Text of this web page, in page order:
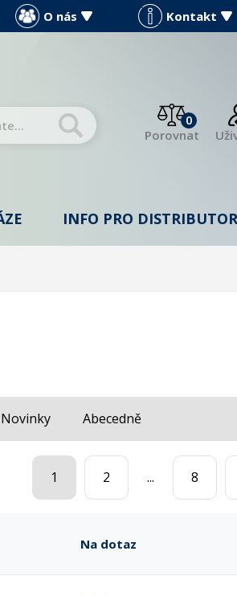
O nás Kontakt
0
Porovnat
INFO PRO
Novinky Abecedně
1 2 ... 8
Na dotaz